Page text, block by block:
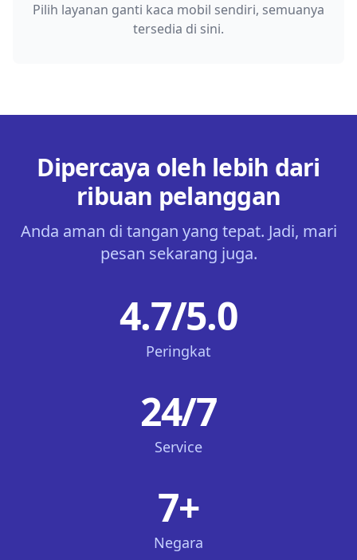
Pilih layanan ganti kaca mobil sendiri, semuanya
tersedia di sini.
Dipercaya oleh lebih dari
ribuan pelanggan
Anda aman di tangan yang tepat. Jadi, mari
pesan sekarang juga.
Peringkat
4.7/5.0
Service
24/7
Negara
7+